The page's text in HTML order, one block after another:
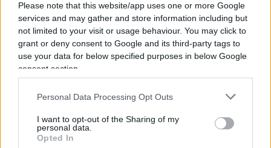
Please note that this website/app uses one or more Google
services and may gather and store information including but
not limited to your visit or usage behaviour. You may click to
grant or deny consent to Google and its third-party tags to
use your data for below specified purposes in below Google
consent section.
Personal Data Processing Opt Outs
I want to opt-out of the Sharing of my
personal data.
Opted In
La politica non può continuare aignorareche una
parte significativa del nostro patrimonio
immobiliare – spesso costituita da immobili di
scarsissimo o nullo valore economico, situati in
aree ormai spopolate – continua a deteriorarsi e
in casi sempre crescenti addirittura a divenire
fatiscente. Occorre salvare quella che dovrebbe
essere considerata a tutti gli effetti una risorsa